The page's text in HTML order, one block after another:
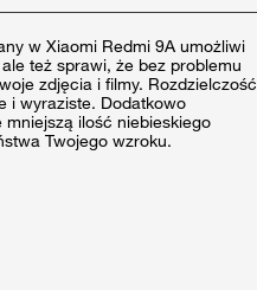
w Xiaomi Redmi 9A umożliwi
też sprawi, że bez problemu
zdjęcia i filmy. Rozdzielczość
i wyraziste. Dodatkowo
ilość niebieskiego
Twojego wzroku.